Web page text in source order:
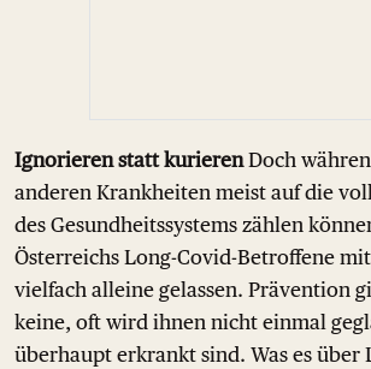
Ignorieren statt kurierenDoch
anderen Krankheiten meist auf die
des Gesundheitssystems zählen
Österreichs Long-Covid-Betroffene
vielfach alleine gelassen. Prävention
keine, oft wird ihnen nicht einmal
überhaupt erkrankt sind. Was es über